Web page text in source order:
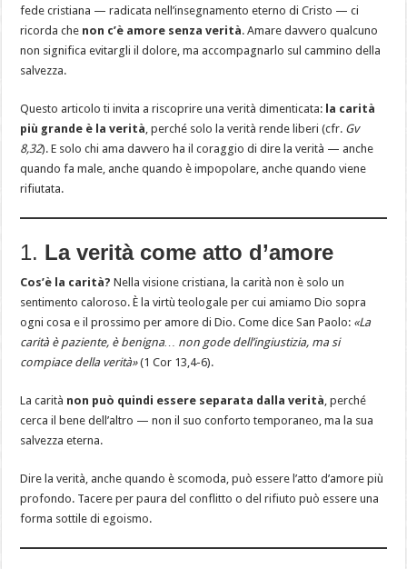
fede cristiana — radicata nell’insegnamento eterno di Cristo — ci
ricorda che non c’è amore senza verità. Amare davvero qualcuno
non significa evitargli il dolore, ma accompagnarlo sul cammino della
salvezza.
Questo articolo ti invita a riscoprire una verità dimenticata: la carità
più grande è la verità, perché solo la verità rende liberi (cfr. Gv
8,32). E solo chi ama davvero ha il coraggio di dire la verità — anche
quando fa male, anche quando è impopolare, anche quando viene
rifiutata.
1. La verità come atto d’amore
Cos’è la carità? Nella visione cristiana, la carità non è solo un
sentimento caloroso. È la virtù teologale per cui amiamo Dio sopra
ogni cosa e il prossimo per amore di Dio. Come dice San Paolo: «La
carità è paziente, è benigna… non gode dell’ingiustizia, ma si
compiace della verità»(1 Cor 13,4-6).
La carità non può quindi essere separata dalla verità, perché
cerca il bene dell’altro — non il suo conforto temporaneo, ma la sua
salvezza eterna.
Dire la verità, anche quando è scomoda, può essere l’atto d’amore più
profondo. Tacere per paura del conflitto o del rifiuto può essere una
forma sottile di egoismo.